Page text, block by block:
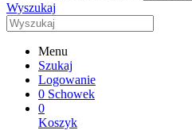
Wyszukaj
Menu
Szukaj
Logowanie
0 Schowek
0
Koszyk